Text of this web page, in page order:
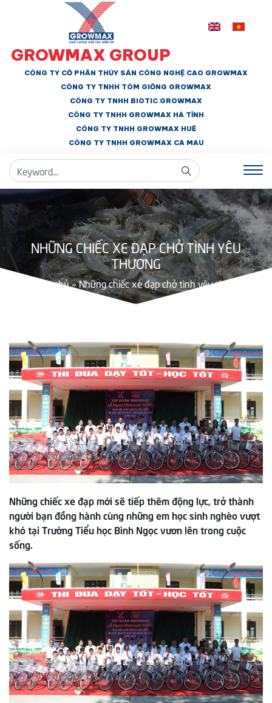
GROWMAX GROUP
CÔNG TY CỔ PHẦN THỦY SẢN CÔNG NGHỆ CAO GROWMAX
CÔNG TY TNHH TÔM GIỐNG GROWMAX
CÔNG TY TNHH BIOTIC GROWMAX
CÔNG TY TNHH GROWMAX HÀ TĨNH
CÔNG TY TNHH GROWMAX HUẾ
CÔNG TY TNHH GROWMAX CÀ MAU
NHỮNG CHIẾC XE ĐẠP CHỞ TÌNH YÊU
THƯƠNG
Trang chủ»Những chiếc xe đạp chở tình yêu thương
Những chiếc xe đạp mới sẽ tiếp thêm động lực, trở thành
người bạn đồng hành cùng những em học sinh nghèo vượt
khó tại Trường Tiểu học Bình Ngọc vươn lên trong cuộc
sống.